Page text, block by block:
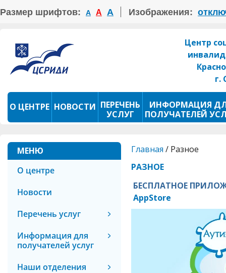
Размер шрифтов: А А А Изображения:
Центр
г.
О ЦЕНТРЕ НОВОСТИ ПЕРЕЧЕНЬ
УСЛУГ
ИНФОРМАЦИЯ
ПОЛУЧАТЕЛЕЙ
ПРОКАТ ТСР ФОТОКОНКУРС
МЕНЮ
О центре
Новости
Перечень услуг
Информация для
получателей услуг
Наши отделения
Главная / Разное
РАЗНОЕ
БЕСПЛАТНОЕ
AppStore